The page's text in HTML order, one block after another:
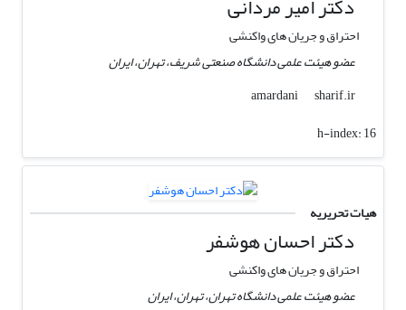
احتراق و جریان های واکنشی
عضو هیئت علمی دانشگاه صنعتی شریف، تهران، ایران
amardani
sharif.ir
h-index:16
هیات تحریریه
دکتر احسان هوشفر
احتراق و جریان های واکنشی
عضو هیئت علمی دانشگاه تهران، تهران، ایران